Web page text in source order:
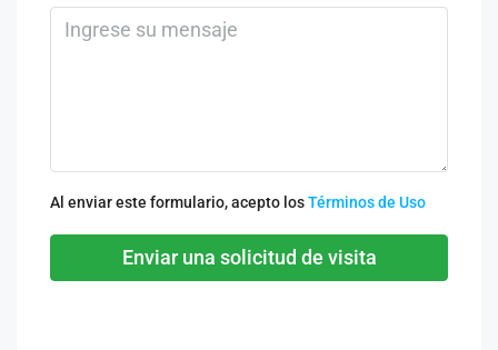
Al enviar este formulario, acepto losTérminos de Uso
Enviar una solicitud de visita